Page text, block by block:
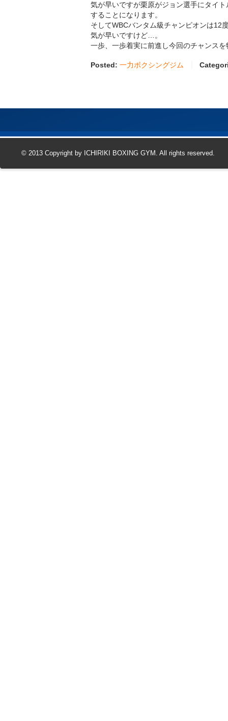
気が早いですが栗原がジョン選手にタイ
することになります。
そしてWBCバンタム級チャンピオンは12
気が早いですけど…。
一歩、一歩着実に前進し今回のチャンス
Posted: 一力ボクシングジム
© 2013 Copyright by ICHIRIKI BOXING GYM. All rights reserved.